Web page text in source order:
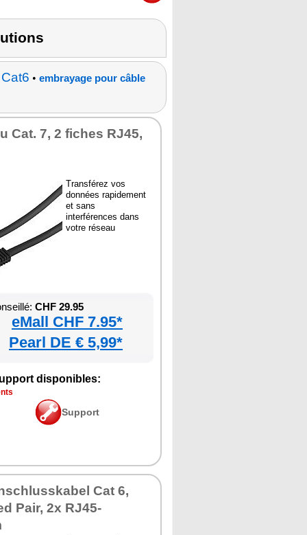
• embrayage pour câble
Cat. 7, 2 fiches RJ45,
Transférez vos
données rapidement
et sans
interférences dans
votre réseau
CHF 29.95
eMall CHF 7.95*
Pearl DE € 5,99*
disponibles:
Support
Cat 6,
Pair, 2x RJ45-